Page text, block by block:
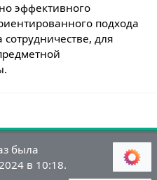
эффективного
подхода
для
была
в 10:18.